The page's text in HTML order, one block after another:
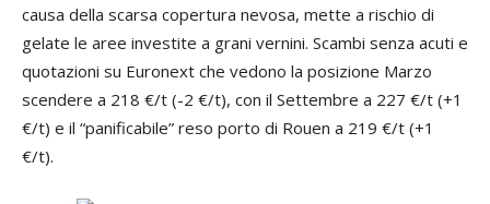
causa della scarsa copertura nevosa, mette a rischio di
gelate le aree investite a grani vernini. Scambi senza acuti e
quotazioni su Euronext che vedono la posizione Marzo
scendere a 218 €/t (-2 €/t), con il Settembre a 227 €/t (+1
€/t) e il “panificabile” reso porto di Rouen a 219 €/t (+1
€/t).